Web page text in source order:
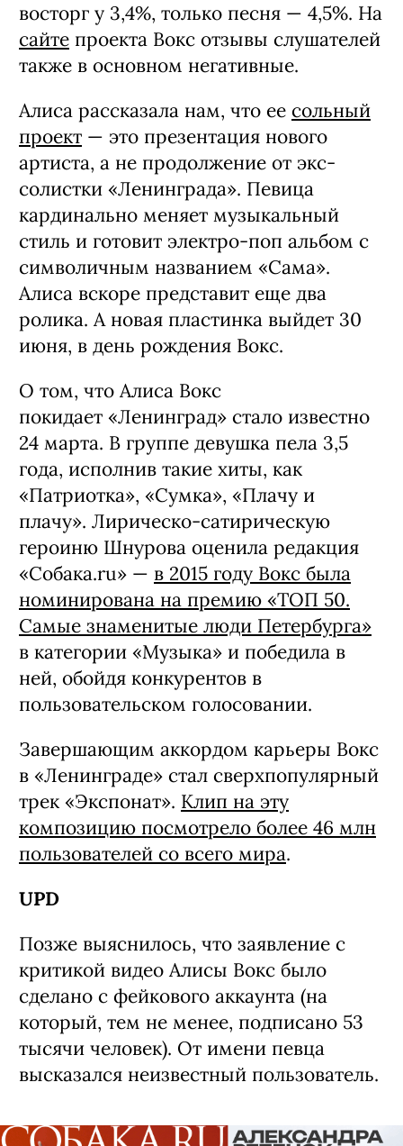
восторг у 3,4%, только песня — 4,5%. На
сайте проекта Вокс отзывы слушателей
также в основном негативные.
Алиса рассказала нам, что ее сольный
проект — это презентация нового
артиста, а не продолжение от экс-
солистки «Ленинграда». Певица
кардинально меняет музыкальный
стиль и готовит электро-поп альбом с
символичным названием «Сама».
Алиса вскоре представит еще два
ролика. А новая пластинка выйдет 30
июня, в день рождения Вокс.
О том, что Алиса Вокс
покидает «Ленинград» стало известно
24 марта. В группе девушка пела 3,5
года, исполнив такие хиты, как
«Патриотка», «Сумка», «Плачу и
плачу». Лирическо-сатирическую
героиню Шнурова оценила редакция
«Собака.ru» — в 2015 году Вокс была
номинирована на премию «ТОП 50.
Самые знаменитые люди Петербурга»
в категории «Музыка» и победила в
ней, обойдя конкурентов в
пользовательском голосовании.
Завершающим аккордом карьеры Вокс
в «Ленинграде» стал сверхпопулярный
трек «Экспонат». Клип на эту
композицию посмотрело более 46 млн
пользователей со всего мира.
UPD
Позже выяснилось, что заявление с
критикой видео Алисы Вокс было
сделано с фейкового аккаунта (на
который, тем не менее, подписано 53
тысячи человек). От имени певца
высказался неизвестный пользователь.